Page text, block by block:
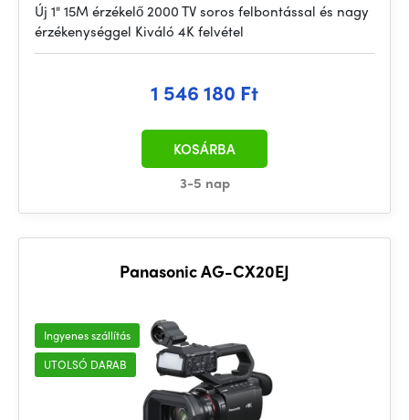
Új 1" 15M érzékelő 2000 TV soros felbontással és nagy
érzékenységgel Kiváló 4K felvétel
1 546 180 Ft
3-5 nap
KOSÁRBA
Panasonic AG-CX20EJ
Ingyenes szállítás
UTOLSÓ DARAB